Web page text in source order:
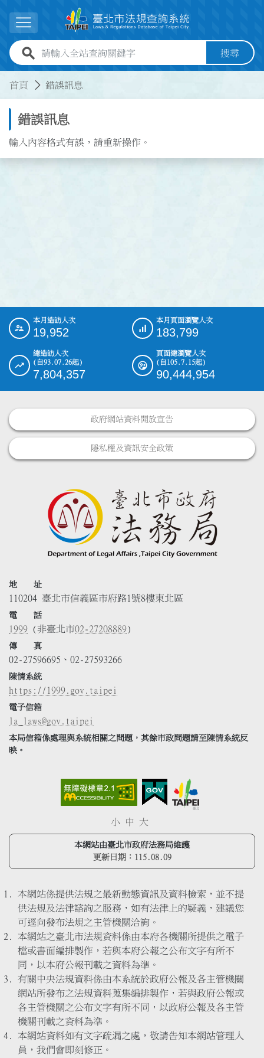
展開選單
全站查詢關鍵字欄位 搜尋
首頁 錯誤訊息
錯誤訊息
輸入內容格式有誤，請重新操作。
::: 本月造訪人次
19,952
本月頁面瀏覽人次
183,799
總造訪人次
(自93.07.26起)
7,804,357
頁面總瀏覽人次
(自105.7.15起)
90,444,954
政府網站資料開放宣告
隱私權及資訊安全政策
地 址
110204 臺北市信義區市府路1號8樓東北區
電 話
1999 (非臺北市02-27208889)
傳 真
02-27596695、02-27593266
陳情系統
https://1999.gov.taipei
電子信箱
la_laws@gov.taipei
本局信箱係處理與系統相關之問題，其餘市政問題請至陳情系統反
映。
小 中 大
本網站由臺北市政府法務局維護
更新日期： 115.08.09
本網站係提供法規之最新動態資訊及資料檢索，並不提
供法規及法律諮詢之服務，如有法律上的疑義，建議您
可逕向發布法規之主管機關洽詢。
本網站之臺北市法規資料係由本府各機關所提供之電子
檔或書面編排製作，若與本府公報之公布文字有所不
同，以本府公報刊載之資料為準。
有關中央法規資料係由本系統於政府公報及各主管機關
網站所發布之法規資料蒐集編排製作，若與政府公報或
各主管機關之公布文字有所不同，以政府公報及各主管
機關刊載之資料為準。
本網站資料如有文字疏漏之處，敬請告知本網站管理人
員，我們會即刻修正。